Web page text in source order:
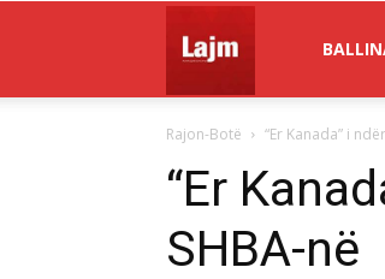
Lajm
Rajon-Botë “Er Kanada” i
“Er
SHBA-në